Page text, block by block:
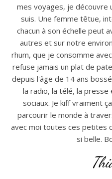
mes voyages, je découvre
suis. Une femme têtue,
chacun à son échelle peut
autres et sur notre
rhum, que je consomme
refuse jamais un plat de
depuis l'âge de 14 ans
la radio, la télé, la
sociaux. Je kiff vraiment
parcourir le monde à
avec moi toutes ces petites
si belle.